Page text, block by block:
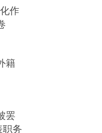
作
籍
罢
职务